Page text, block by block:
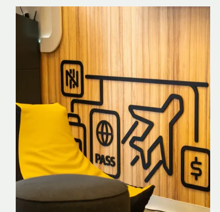
Nomad Explorer
Cartão de crédito brasileiro com cashback
em dólar